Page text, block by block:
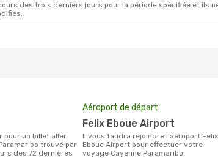
des trois derniers jours pour la période spécifiée et ils
trouvé par
des 72 dernières
Aéroport de départ
Felix Eboue Airport
Il vous faudra rejoindre l'aéroport Felix
Eboue Airport pour effectuer votre
voyage Cayenne Paramaribo.